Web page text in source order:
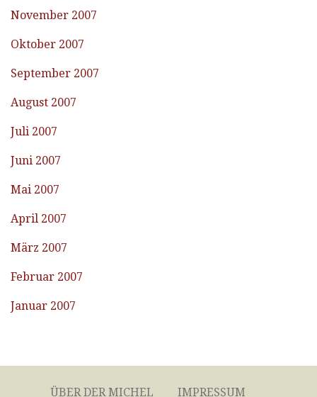
November 2007
Oktober 2007
September 2007
August 2007
Juli 2007
Juni 2007
Mai 2007
April 2007
März 2007
Februar 2007
Januar 2007
ÜBER DER MICHEL IMPRESSUM